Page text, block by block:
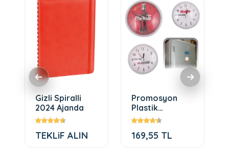
Gizli Spiralli
2024 Ajanda
TEKLiF ALIN
Promosyon
Plastik
Buzdolabı
169,55 TL